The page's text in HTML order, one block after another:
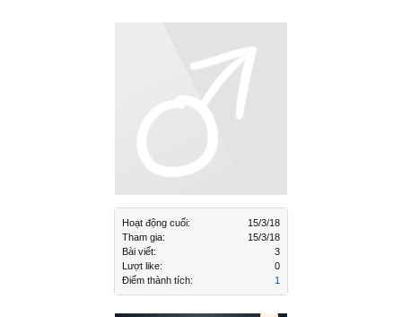
Hoạt động cuối:
15/3/18
Tham gia:
15/3/18
Bài viết:
3
Lượt like:
0
Điểm thành tích:
1